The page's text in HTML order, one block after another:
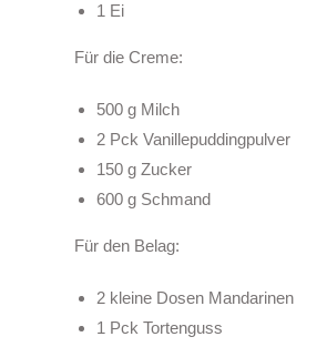
1 Ei
Für die Creme:
500 g Milch
2 Pck Vanillepuddingpulver
150 g Zucker
600 g Schmand
Für den Belag:
2 kleine Dosen Mandarinen
1 Pck Tortenguss